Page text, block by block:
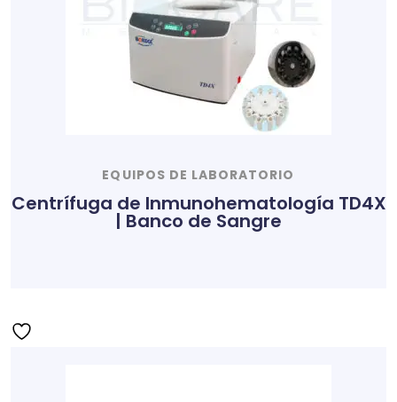
EQUIPOS DE LABORATORIO
Centrífuga de Inmunohematología TD4X
| Banco de Sangre